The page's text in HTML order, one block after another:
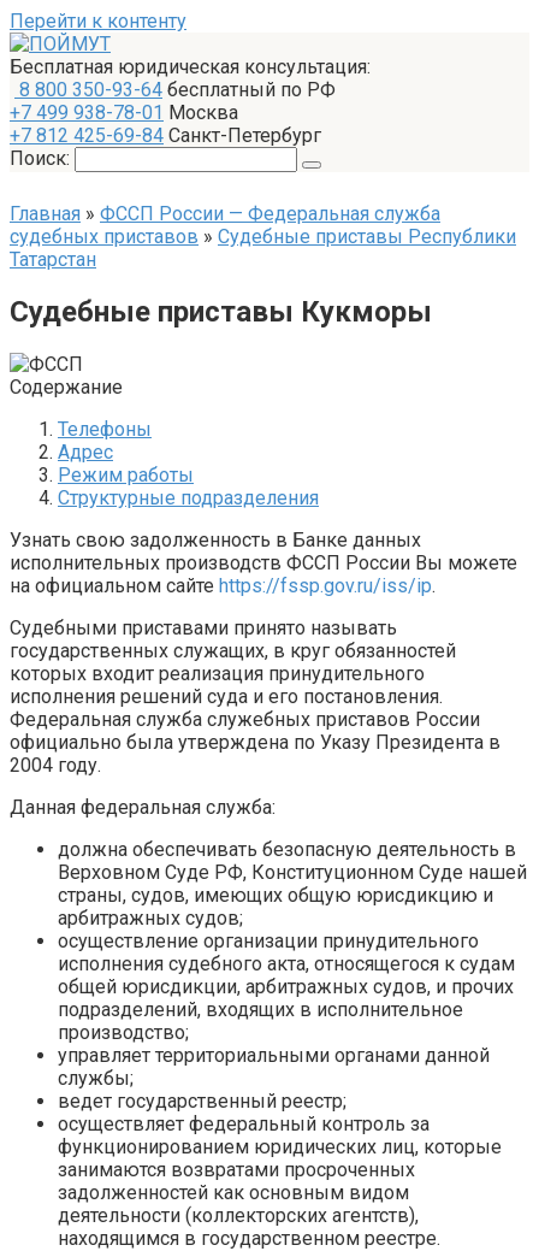
Перейти к контенту
Бесплатная юридическая консультация:
8 800 350-93-64 бесплатный по РФ
+7 499 938-78-01 Москва
+7 812 425-69-84 Санкт-Петербург
Поиск:
Главная » ФССП России — Федеральная служба
судебных приставов » Судебные приставы Республики
Татарстан
Судебные приставы Кукморы
Содержание
Телефоны
Адрес
Режим работы
Структурные подразделения
Узнать свою задолженность в Банке данных
исполнительных производств ФССП России Вы можете
на официальном сайте https://fssp.gov.ru/iss/ip.
Судебными приставами принято называть
государственных служащих, в круг обязанностей
которых входит реализация принудительного
исполнения решений суда и его постановления.
Федеральная служба служебных приставов России
официально была утверждена по Указу Президента в
2004 году.
Данная федеральная служба:
должна обеспечивать безопасную деятельность в
Верховном Суде РФ, Конституционном Суде нашей
страны, судов, имеющих общую юрисдикцию и
арбитражных судов;
осуществление организации принудительного
исполнения судебного акта, относящегося к судам
общей юрисдикции, арбитражных судов, и прочих
подразделений, входящих в исполнительное
производство;
управляет территориальными органами данной
службы;
ведет государственный реестр;
осуществляет федеральный контроль за
функционированием юридических лиц, которые
занимаются возвратами просроченных
задолженностей как основным видом
деятельности (коллекторских агентств),
находящимся в государственном реестре.